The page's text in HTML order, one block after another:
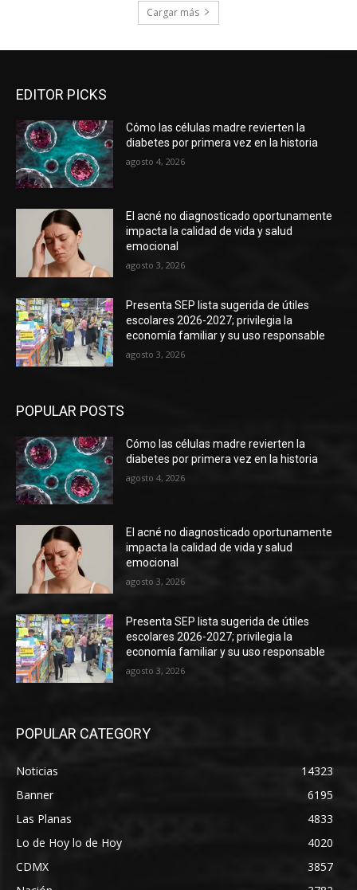
Cargar más
EDITOR PICKS
Cómo las células madre revierten la
diabetes por primera vez en la historia
agosto 4, 2026
El acné no diagnosticado oportunamente
impacta la calidad de vida y salud
emocional
agosto 3, 2026
Presenta SEP lista sugerida de útiles
escolares 2026-2027; privilegia la
economía familiar y su uso responsable
agosto 3, 2026
POPULAR POSTS
Cómo las células madre revierten la
diabetes por primera vez en la historia
agosto 4, 2026
El acné no diagnosticado oportunamente
impacta la calidad de vida y salud
emocional
agosto 3, 2026
Presenta SEP lista sugerida de útiles
escolares 2026-2027; privilegia la
economía familiar y su uso responsable
agosto 3, 2026
POPULAR CATEGORY
Noticias
14323
Banner
6195
Las Planas
4833
Lo de Hoy lo de Hoy
4020
CDMX
3857